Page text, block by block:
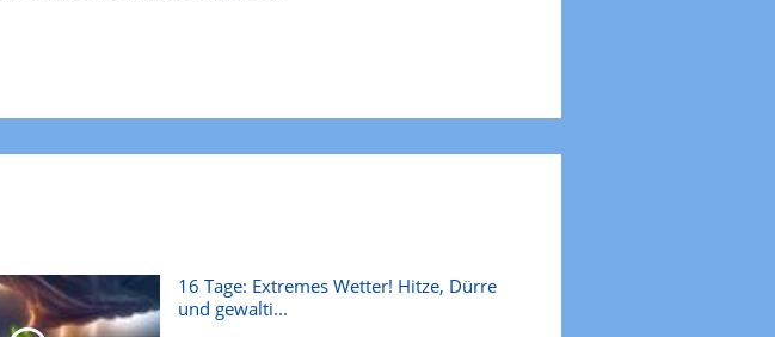
16 Tage: Extremes Wetter! Hitze, Dürre
und gewalti...